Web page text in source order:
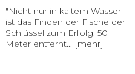
"Nicht nur in kaltem Wasser
ist das Finden der Fische der
Schlüssel zum Erfolg. 50
Meter entfernt... [mehr]